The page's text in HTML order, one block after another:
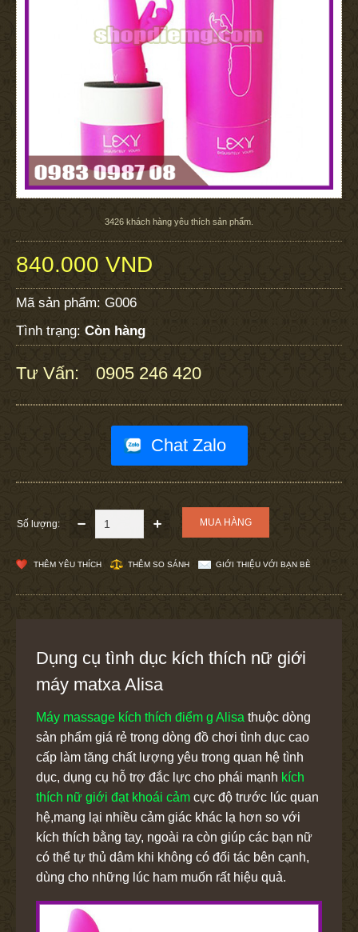
3426 khách hàng yêu thích sản phẩm.
840.000 VND
Mã sản phẩm: G006
Tình trạng: Còn hàng
Tư Vấn: 0905 246 420
Chat Zalo
Số lượng:
THÊM YÊU THÍCH THÊM SO SÁNH GIỚI THIỆU VỚI BẠN BÈ
Dụng cụ tình dục kích thích nữ giới
máy matxa Alisa
Máy massage kích thích điểm g Alisa thuộc dòng
sản phẩm giá rẻ trong dòng đồ chơi tình dục cao
cấp làm tăng chất lượng yêu trong quan hệ tình
dục, dụng cụ hỗ trợ đắc lực cho phái mạnh kích
thích nữ giới đạt khoái cảm cực độ trước lúc quan
hệ,mang lại nhiều cảm giác khác lạ hơn so với
kích thích bằng tay, ngoài ra còn giúp các bạn nữ
có thể tự thủ dâm khi không có đối tác bên cạnh,
dùng cho những lúc ham muốn rất hiệu quả.